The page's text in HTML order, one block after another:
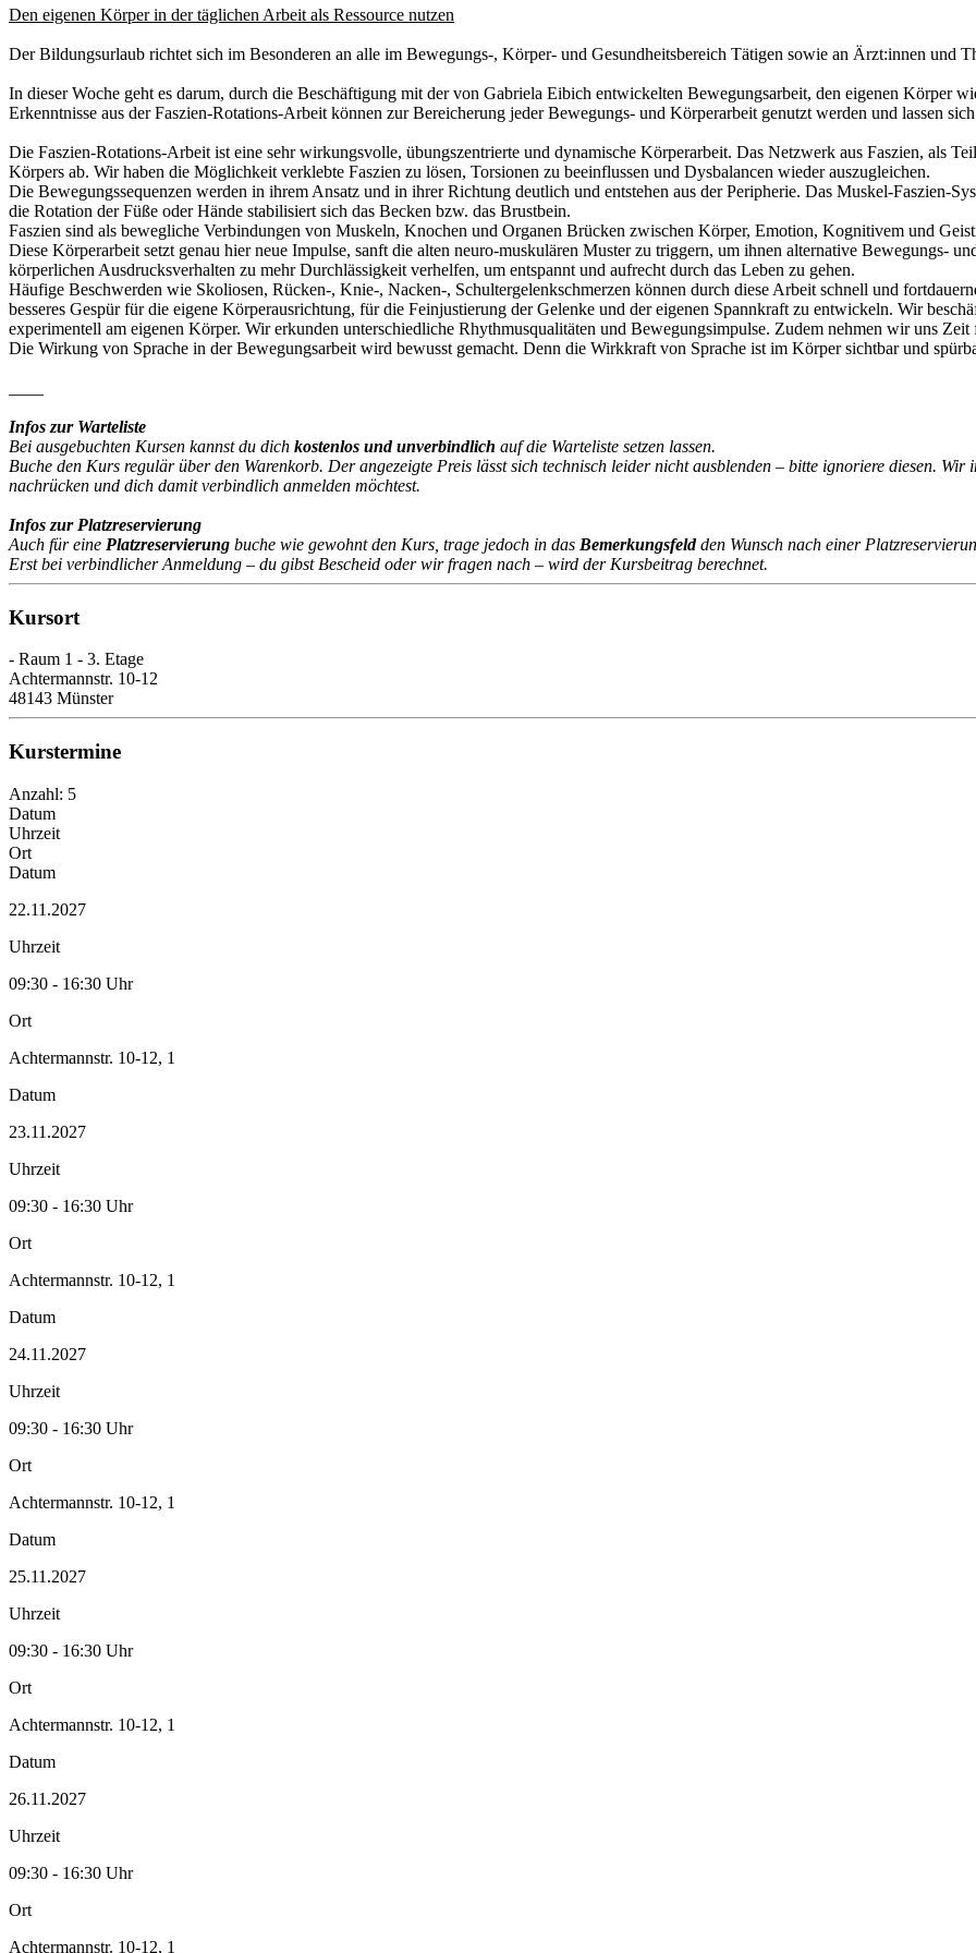
Den eigenen Körper in der täglichen Arbeit als Ressource nutzen
Der Bildungsurlaub richtet sich im Besonderen an alle im Bewegungs-, Körper- und Gesundheitsbereich Tätigen sowie an Ärzt:innen und
In dieser Woche geht es darum, durch die Beschäftigung mit der von Gabriela Eibich entwickelten Bewegungsarbeit, den eigenen Körper
Erkenntnisse aus der Faszien-Rotations-Arbeit können zur Bereicherung jeder Bewegungs- und Körperarbeit genutzt werden und lassen
Die Faszien-Rotations-Arbeit ist eine sehr wirkungsvolle, übungszentrierte und dynamische Körperarbeit. Das Netzwerk aus Faszien, als
Körpers ab. Wir haben die Möglichkeit verklebte Faszien zu lösen, Torsionen zu beeinflussen und Dysbalancen wieder auszugleichen.
Die Bewegungssequenzen werden in ihrem Ansatz und in ihrer Richtung deutlich und entstehen aus der Peripherie. Das Muskel-Faszien-
die Rotation der Füße oder Hände stabilisiert sich das Becken bzw. das Brustbein.
Faszien sind als bewegliche Verbindungen von Muskeln, Knochen und Organen Brücken zwischen Körper, Emotion, Kognitivem und
Diese Körperarbeit setzt genau hier neue Impulse, sanft die alten neuro-muskulären Muster zu triggern, um ihnen alternative Bewegungs-
körperlichen Ausdrucksverhalten zu mehr Durchlässigkeit verhelfen, um entspannt und aufrecht durch das Leben zu gehen.
Häufige Beschwerden wie Skoliosen, Rücken-, Knie-, Nacken-, Schultergelenkschmerzen können durch diese Arbeit schnell und
besseres Gespür für die eigene Körperausrichtung, für die Feinjustierung der Gelenke und der eigenen Spannkraft zu entwickeln. Wir
experimentell am eigenen Körper. Wir erkunden unterschiedliche Rhythmusqualitäten und Bewegungsimpulse. Zudem nehmen wir uns
Die Wirkung von Sprache in der Bewegungsarbeit wird bewusst gemacht. Denn die Wirkkraft von Sprache ist im Körper sichtbar und
Infos zur Warteliste
Bei ausgebuchten Kursen kannst du dich kostenlos und unverbindlich auf die Warteliste setzen lassen.
Buche den Kurs regulär über den Warenkorb. Der angezeigte Preis lässt sich technisch leider nicht ausblenden – bitte ignoriere diesen.
nachrücken und dich damit verbindlich anmelden möchtest.
Infos zur Platzreservierung
Auch für eine Platzreservierung buche wie gewohnt den Kurs, trage jedoch in das Bemerkungsfeldden Wunsch nach einer
Erst bei verbindlicher Anmeldung – du gibst Bescheid oder wir fragen nach – wird der Kursbeitrag berechnet.
Kursort
- Raum 1 - 3. Etage
Achtermannstr. 10-12
48143 Münster
Kurstermine
Anzahl: 5
Datum
Uhrzeit
Ort
Datum
22.11.2027
Uhrzeit
09:30 - 16:30 Uhr
Ort
Achtermannstr. 10-12, 1
Datum
23.11.2027
Uhrzeit
09:30 - 16:30 Uhr
Ort
Achtermannstr. 10-12, 1
Datum
24.11.2027
Uhrzeit
09:30 - 16:30 Uhr
Ort
Achtermannstr. 10-12, 1
Datum
25.11.2027
Uhrzeit
09:30 - 16:30 Uhr
Ort
Achtermannstr. 10-12, 1
Datum
26.11.2027
Uhrzeit
09:30 - 16:30 Uhr
Ort
Achtermannstr. 10-12, 1